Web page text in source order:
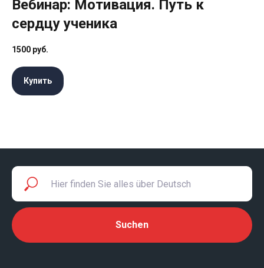
Вебинар: Мотивация. Путь к
сердцу ученика
1500 руб.
Купить
Suchen